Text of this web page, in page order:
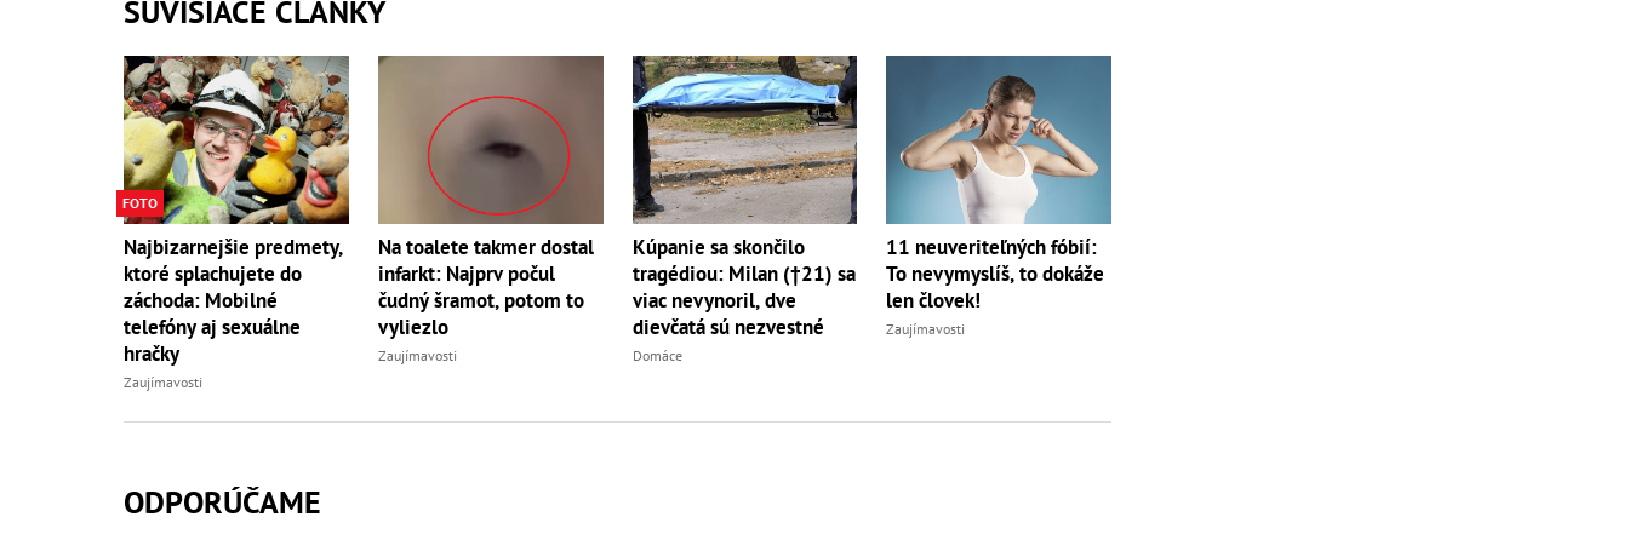
SÚVISIACE ČLÁNKY
FOTO
Najbizarnejšie predmety,
ktoré splachujete do
záchoda: Mobilné
telefóny aj sexuálne
hračky
Zaujímavosti
Na toalete takmer dostal
infarkt: Najprv počul
čudný šramot, potom to
vyliezlo
Zaujímavosti
Kúpanie sa skončilo
tragédiou: Milan (†21) sa
viac nevynoril, dve
dievčatá sú nezvestné
Domáce
11 neuveriteľných fóbií:
To nevymyslíš, to dokáže
len človek!
Zaujímavosti
ODPORÚČAME